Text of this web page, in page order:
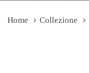
Home Collezione